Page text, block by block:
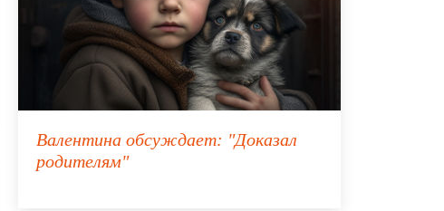
Валентина обсуждает: "Доказал
родителям"